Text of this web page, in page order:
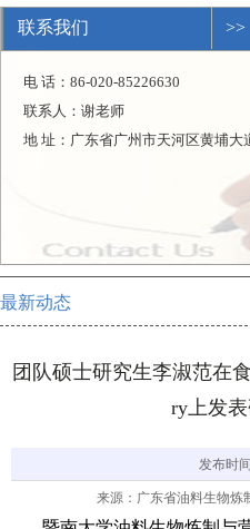
联系我们 >>
电 话：86-020-85226630
联系人：谢老师
地 址：广东省广州市天河区黄埔大
最新动态
团队硕士研究生李淑范在
ry上发
发布时
来源：广东省油料生物炼